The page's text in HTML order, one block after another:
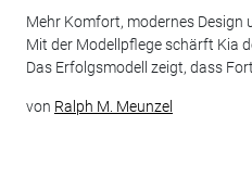
Mehr Komfort, modernes Design
Mit der Modellpflege schärft Kia
Das Erfolgsmodell zeigt, dass
von Ralph M. Meunzel